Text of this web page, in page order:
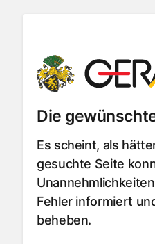
Die
Es scheint, als
gesuchte Seite
Fehler informiert
beheben.